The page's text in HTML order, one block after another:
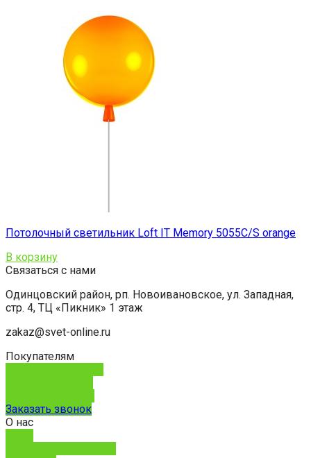
Потолочный светильник Loft IT Memory 5055C/S orange
В корзину
Связаться с нами
Одинцовский район, рп. Новоивановское, ул. Западная,
стр. 4, ТЦ «Пикник» 1 этаж
zakaz@svet-online.ru
Покупателям
Заказать звонок
О нас